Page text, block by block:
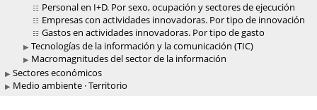
Personal en I+D. Por sexo, ocupación y sectores de ejecución
Empresas con actividades innovadoras. Por tipo de innovación
Gastos en actividades innovadoras. Por tipo de gasto
Tecnologías de la información y la comunicación (TIC)
Macromagnitudes del sector de la información
Sectores económicos
Medio ambiente · Territorio